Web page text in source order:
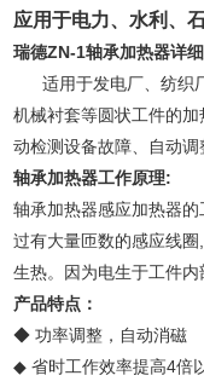
应用于电力、水利、
瑞德ZN-1轴承加热器详
适用于发电厂、纺织
机械衬套等圆状工件的
动检测设备故障、自动
轴承加热器工作原理:
轴承加热器感应加热器
过有大量匝数的感应线
生热。因为电生于工件
产品特点：
◆ 功率调整，自动消磁
◆ 省时工作效率提高4倍